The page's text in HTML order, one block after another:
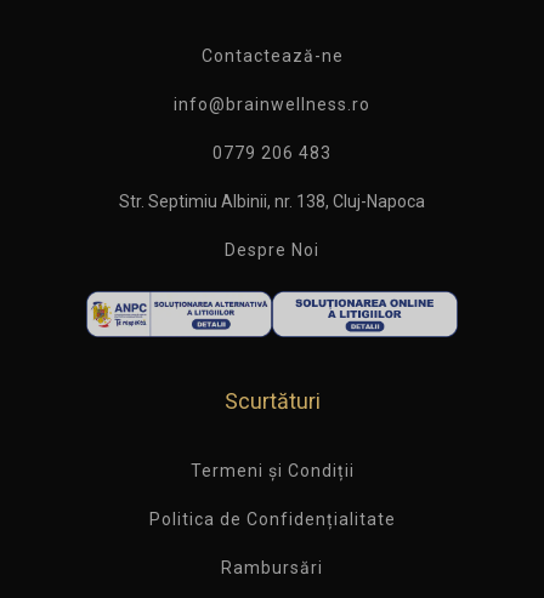
Contactează-ne
info@brainwellness.ro
0779 206 483
Str. Septimiu Albinii, nr. 138, Cluj-Napoca
Despre Noi
Scurtături
Termeni și Condiții
Politica de Confidențialitate
Rambursări